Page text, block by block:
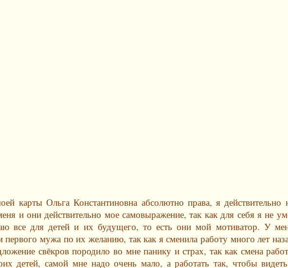
карты Ольга Константиновна абсолютно права, я действительно
и они действительно мое самовыражение, так как для себя я не
все для детей и их будущего, то есть они мой мотиватор. У
первого мужа по их желанию, так как я сменила работу много лет
свёкров породило во мне панику и страх, так как смена
детей, самой мне надо очень мало, а работать так, чтобы видеть